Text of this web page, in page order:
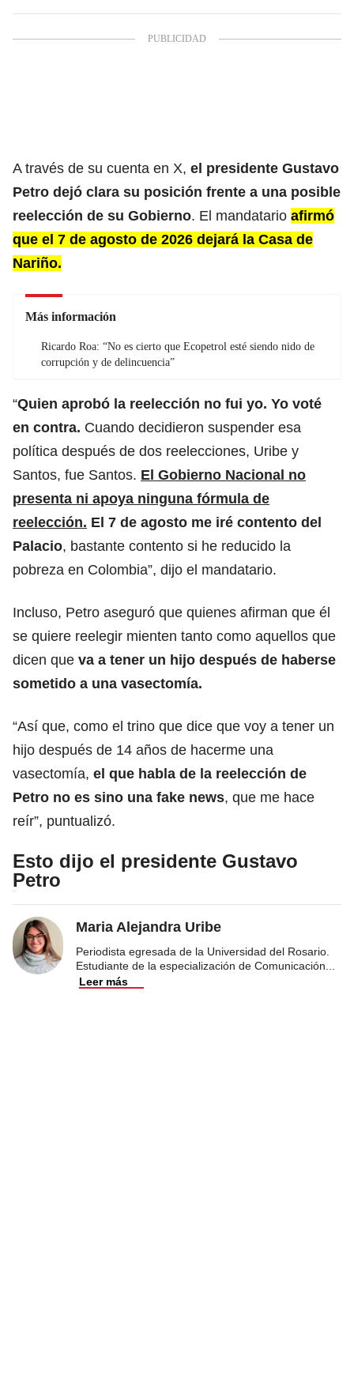
A través de su cuenta en X, el presidente Gustavo
Petro dejó clara su posición frente a una posible
reelección de su Gobierno. El mandatario afirmó
que el 7 de agosto de 2026 dejará la Casa de
Nariño.
Más información
Ricardo Roa: “No es cierto que Ecopetrol esté siendo nido de
corrupción y de delincuencia”
“Quien aprobó la reelección no fui yo. Yo voté
en contra. Cuando decidieron suspender esa
política después de dos reelecciones, Uribe y
Santos, fue Santos. El Gobierno Nacional no
presenta ni apoya ninguna fórmula de
reelección. El 7 de agosto me iré contento del
Palacio, bastante contento si he reducido la
pobreza en Colombia”, dijo el mandatario.
Incluso, Petro aseguró que quienes afirman que él
se quiere reelegir mienten tanto como aquellos que
dicen que va a tener un hijo después de haberse
sometido a una vasectomía.
“Así que, como el trino que dice que voy a tener un
hijo después de 14 años de hacerme una
vasectomía, el que habla de la reelección de
Petro no es sino una fake news, que me hace
reír”, puntualizó.
Esto dijo el presidente Gustavo
Petro
Maria Alejandra Uribe
Periodista egresada de la Universidad del Rosario.
Estudiante de la especialización de Comunicación
Leer más